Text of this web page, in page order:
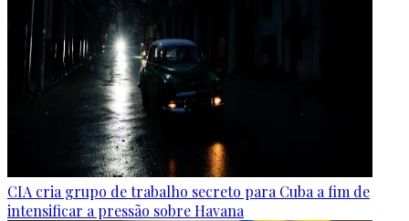
CIA cria grupo de trabalho secreto para Cuba a fim de
intensificar a pressão sobre Havana